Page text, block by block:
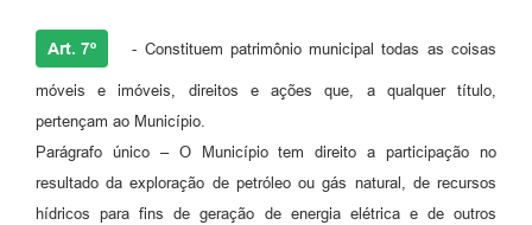
Art. 7º - Constituem patrimônio municipal todas as coisas
móveis e imóveis, direitos e ações que, a qualquer título,
pertençam ao Município.
Parágrafo único – O Município tem direito a participação no
resultado da exploração de petróleo ou gás natural, de recursos
hídricos para fins de geração de energia elétrica e de outros